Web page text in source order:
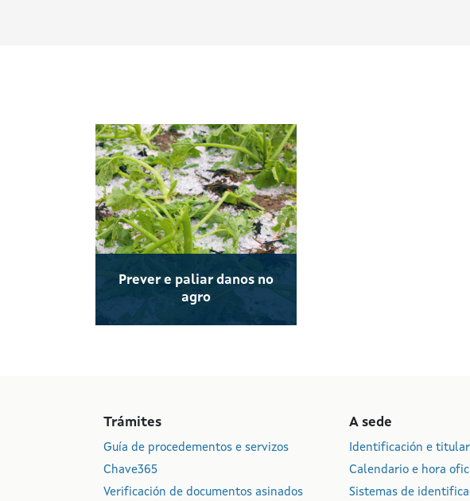
Prever e paliar danos no
agro
Trámites
Guía de procedementos e servizos
Chave365
Verificación de documentos asinados
A sede
Identificación e
Calendario e hora
Sistemas de